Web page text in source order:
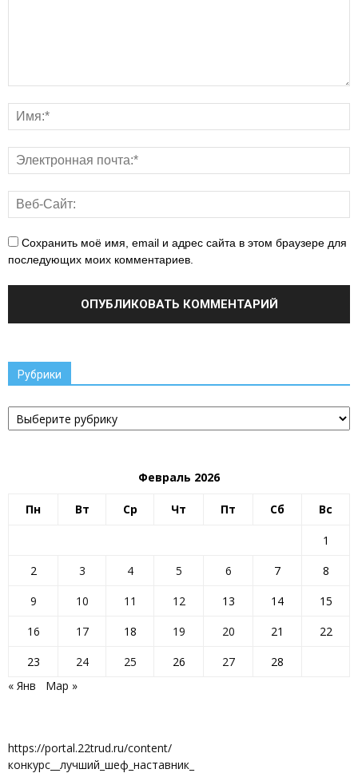
Сохранить моё имя, email и адрес сайта в этом браузере для
последующих моих комментариев.
Рубрики
Рубрики
Февраль 2026
Пн Вт Ср Чт Пт Сб Вс
1
2
3 4 5 6 7
8
9
10 11 12 13 14
15
16
17 18 19 20 21
22
23
24 25 26 27
28
« Янв
Мар »
https://portal.22trud.ru/content/
конкурс__лучший_шеф_наставник_